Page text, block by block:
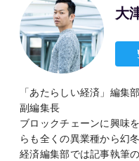
大
「あたらしい経済」編集部
副編集長
ブロックチェーンに興味
らも全くの異業種から幻
経済編集部では記事執筆